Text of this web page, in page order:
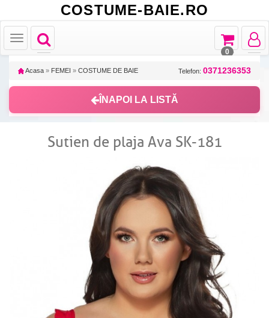
COSTUME-BAIE.RO
Toggle
navigation
Toggle
navigation
Toggle
Toggle
navigation
0
Acasa » FEMEI » COSTUME DE BAIE Telefon: 0371236353
ÎNAPOI LA LISTĂ
Sutien de plaja Ava SK-181